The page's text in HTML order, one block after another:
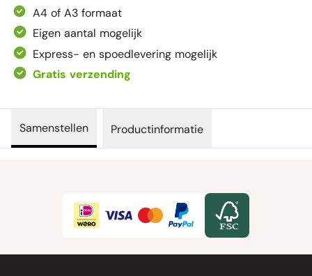
A4 of A3 formaat
Eigen aantal mogelijk
Express- en spoedlevering mogelijk
Gratis verzending
Samenstellen Productinformatie